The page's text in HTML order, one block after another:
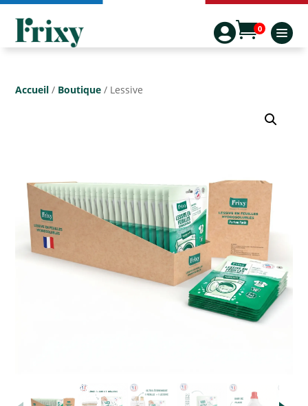
0
Accueil / Boutique / Lessive